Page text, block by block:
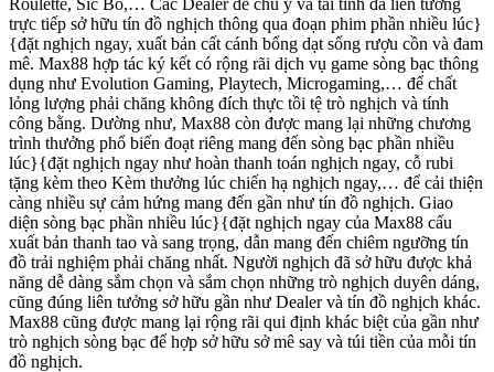
trực tiếp sở hữu tín đồ nghịch thông qua đoạn phim phần nhiều lúc}
{đặt nghịch ngay, xuất bản cất cánh bổng dạt sống rượu cồn và đam
mê. Max88 hợp tác ký kết có rộng rãi dịch vụ game sòng bạc thông
dụng như Evolution Gaming, Playtech, Microgaming,… để chất
lỏng lượng phải chăng không đích thực tồi tệ trò nghịch và tính
công bằng. Dường như, Max88 còn được mang lại những chương
trình thưởng phổ biến đoạt riêng mang đến sòng bạc phần nhiều
lúc}{đặt nghịch ngay như hoàn thanh toán nghịch ngay, cỗ rubi
tặng kèm theo Kèm thưởng lúc chiến hạ nghịch ngay,… để cải thiện
càng nhiều sự cảm hứng mang đến gần như tín đồ nghịch. Giao
diện sòng bạc phần nhiều lúc}{đặt nghịch ngay của Max88 cấu
xuất bản thanh tao và sang trọng, dẫn mang đến chiêm ngưỡng tín
đồ trải nghiệm phải chăng nhất. Người nghịch đã sở hữu được khả
năng dễ dàng sắm chọn và sắm chọn những trò nghịch duyên dáng,
cũng đúng liên tưởng sở hữu gần như Dealer và tín đồ nghịch khác.
Max88 cũng được mang lại rộng rãi qui định khác biệt của gần như
trò nghịch sòng bạc để hợp sở hữu sở mê say và túi tiền của mỗi tín
đồ nghịch.